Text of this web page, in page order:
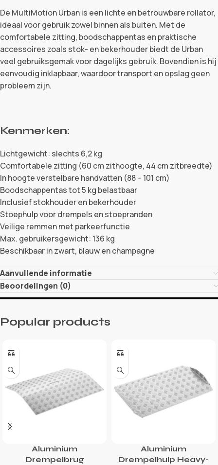
De MultiMotion Urban is een lichte en betrouwbare rollator,
ideaal voor gebruik zowel binnen als buiten. Met de
comfortabele zitting, boodschappentas en praktische
accessoires zoals stok- en bekerhouder biedt de Urban
veel gebruiksgemak voor dagelijks gebruik. Bovendien is hij
eenvoudig inklapbaar, waardoor transport en opslag geen
probleem zijn.
Kenmerken:
Lichtgewicht: slechts 6,2 kg
Comfortabele zitting (60 cm zithoogte, 44 cm zitbreedte)
In hoogte verstelbare handvatten (88 – 101 cm)
Boodschappentas tot 5 kg belastbaar
Inclusief stokhouder en bekerhouder
Stoephulp voor drempels en stoepranden
Veilige remmen met parkeerfunctie
Max. gebruikersgewicht: 136 kg
Beschikbaar in zwart, blauw en champagne
Aanvullende informatie
Beoordelingen (0)
Popular products
Aluminium
Drempelbrug
Aluminium
Drempelhulp Heavy-